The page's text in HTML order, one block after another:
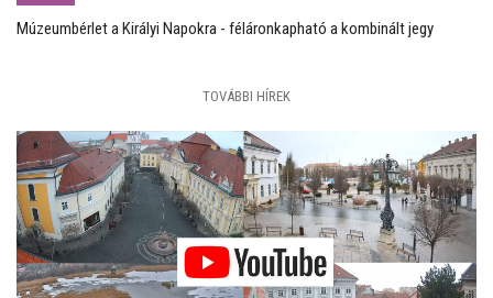
Múzeumbérlet a Királyi Napokra - féláronkapható a kombinált jegy
TOVÁBBI HÍREK